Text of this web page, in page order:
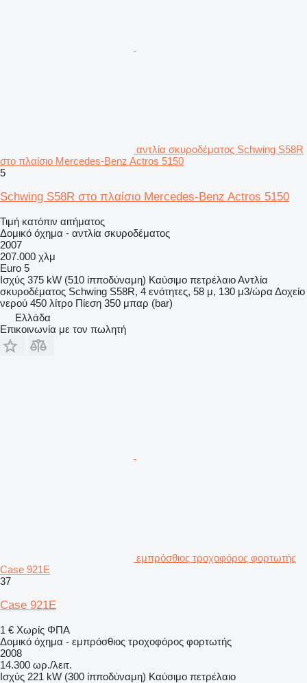
αντλία σκυροδέματος Schwing S58R
στο πλαίσιο Mercedes-Benz Actros 5150
5
Schwing S58R στο πλαίσιο Mercedes-Benz Actros 5150
Τιμή κατόπιν αιτήματος
Δομικό όχημα - αντλία σκυροδέματος
2007
207.000 χλμ
Euro 5
Ισχύς 375 kW (510 ίπποδύναμη) Καύσιμο πετρέλαιοΑντλία
σκυροδέματος Schwing S58R, 4 ενότητες, 58 μ, 130 μ3/ώρα Δοχείο
νερού 450 λίτρο Πίεση 350 μπαρ (bar)
Ελλάδα
Επικοινωνία με τον πωλητή
εμπρόσθιος τροχοφόρος φορτωτής
Case 921E
37
Case 921E
1 € Χωρίς ΦΠΑ
Δομικό όχημα - εμπρόσθιος τροχοφόρος φορτωτής
2008
14.300 ωρ./λειτ.
Ισχύς 221 kW (300 ίπποδύναμη) Καύσιμο πετρέλαιο